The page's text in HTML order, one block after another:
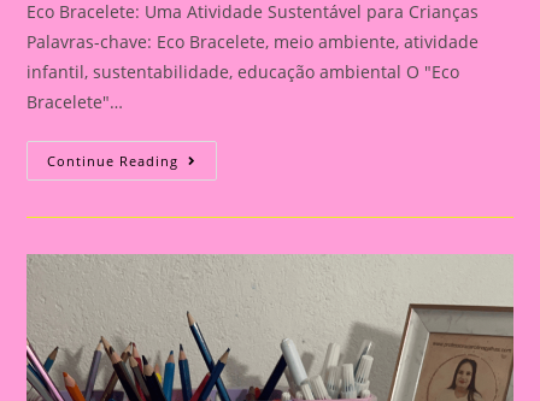
Eco Bracelete: Uma Atividade Sustentável para Crianças
Palavras-chave: Eco Bracelete, meio ambiente, atividade
infantil, sustentabilidade, educação ambiental O "Eco
Bracelete"…
Continue Reading Atividade
Do
Ambiente
Bracelete